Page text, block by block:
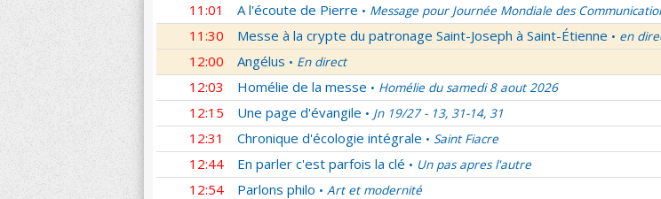
11:01 A l'écoute de Pierre • Message pour Journée Mondiale des
11:30 Messe à la crypte du patronage Saint-Joseph à Saint-Étienne • en
12:00 Angélus • En direct
12:03 Homélie de la messe • Homélie du samedi 8 aout 2026
12:15 Une page d'évangile • Jn 19/27 - 13, 31-14, 31
12:31 Chronique d'écologie intégrale • Saint Fiacre
12:44 En parler c'est parfois la clé • Un pas apres l'autre
12:54 Parlons philo • Art et modernité